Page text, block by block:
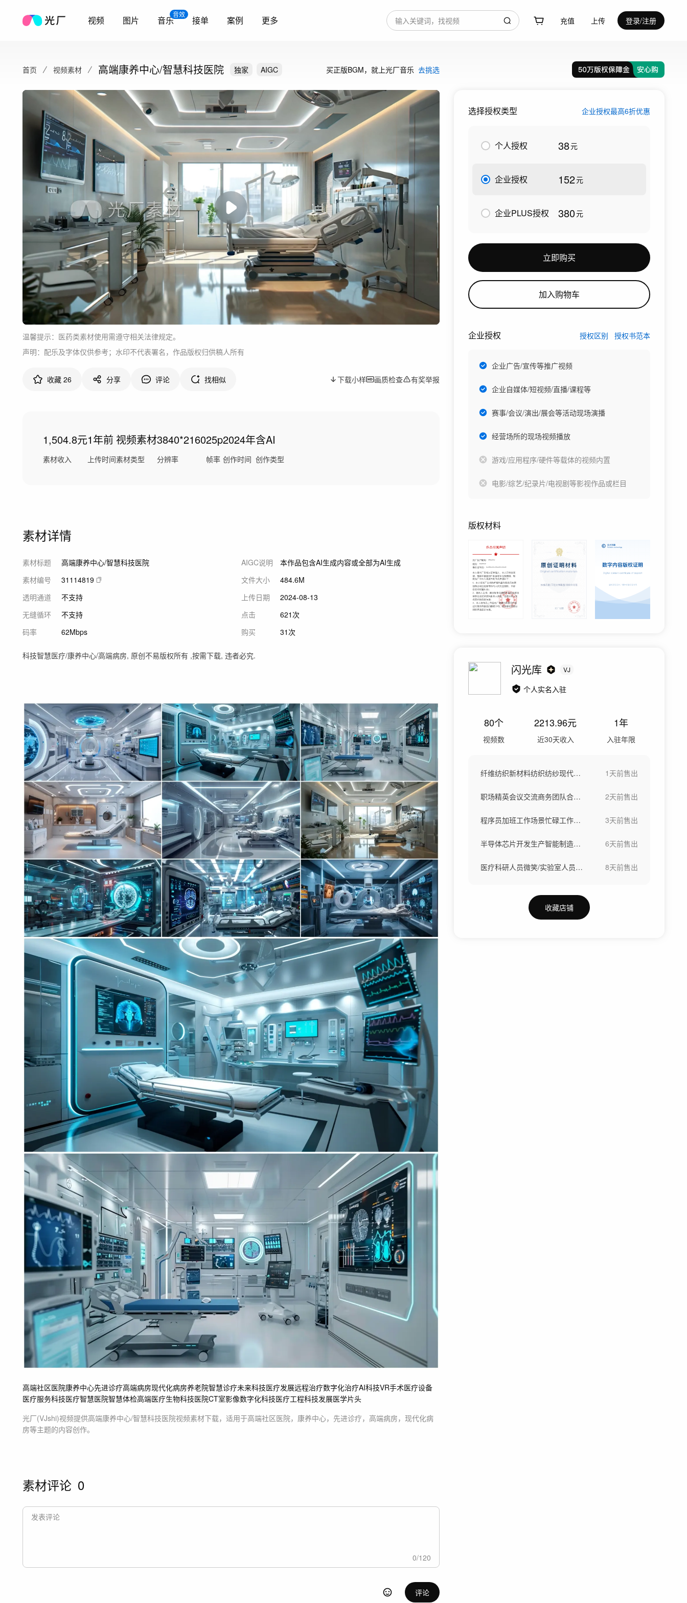
视频 图片
音效
音乐 接单 案例 更多 充值 上传 登录/注册
首页 视频素材 高端康养中心/智慧科技医院 独家 AIGC 买正版BGM，就上光厂音乐 去挑选
温馨提示：医药类素材使用需遵守相关法律规定。
声明：配乐及字体仅供参考；水印不代表署名，作品版权归供稿人所有
收藏 26 分享 评论 找相似 下载小样 画质检查 有奖举报
1,504.8元
素材收入
1年前
上传时间
视频素材
素材类型
3840*2160
分辨率
25p
帧率
2024年
创作时间
含AI
创作类型
素材详情
素材标题
高端康养中心/智慧科技医院
素材编号
31114819
透明通道
不支持
无缝循环
不支持
码率
62Mbps
AIGC说明
本作品包含AI生成内容或全部为AI生成
文件大小
484.6M
上传日期
2024-08-13
点击
621次
购买
31次
科技智慧医疗/康养中心/高端病房, 原创不易版权所有 ,按需下载, 违者必究.
高端社区医院康养中心先进诊疗高端病房现代化病房养老院智慧诊疗未来科技医疗发展远程治疗数字化治疗AI科技VR手术医疗设备
医疗服务科技医疗智慧医院智慧体检高端医疗生物科技医院CT室影像数字化科技医疗工程科技发展医学片头
光厂(VJshi)视频提供高端康养中心/智慧科技医院视频素材下载，适用于高端社区医院，康养中心，先进诊疗，高端病房，现代化病
房等主题的内容创作。
素材评论 0
0/120
评论
选择授权类型 企业授权最高6折优惠
个人授权 38元
企业授权 152元
企业PLUS授权 380元
立即购买
加入购物车
企业授权 授权区别 授权书范本
企业广告/宣传等推广视频
企业自媒体/短视频/直播/课程等
赛事/会议/演出/展会等活动现场演播
经营场所的现场视频播放
游戏/应用程序/硬件等载体的视频内置
电影/综艺/纪录片/电视剧等影视作品或栏目
版权材料
闪光库 VJ
个人实名入驻
80个
视频数
2213.96元
近30天收入
1年
入驻年限
纤维纺织新材料纺织纺纱现代工业车间工厂 1天前售出
职场精英会议交流商务团队合作洽谈团队欢呼 2天前售出
程序员加班工作场景忙碌工作熬夜写代码 3天前售出
半导体芯片开发生产智能制造半导体晶圆制造 6天前售出
医疗科研人员微笑/实验室人员微笑 8天前售出
收藏店铺